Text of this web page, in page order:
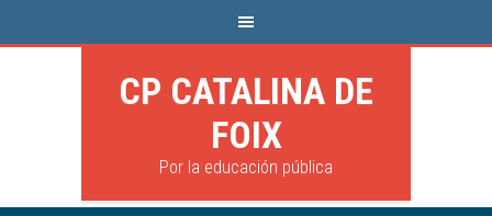
CP CATALINA DE
FOIX
Por la educación pública